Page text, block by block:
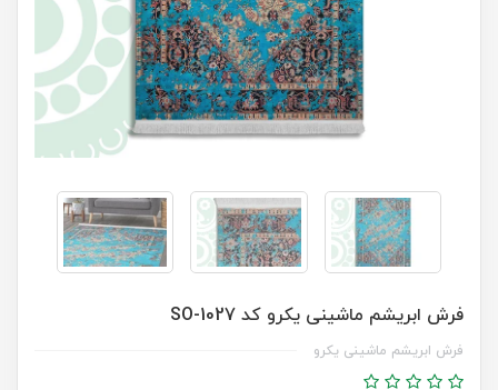
فرش ابریشم ماشینی یکرو کد SO-1027
فرش ابریشم ماشینی یکرو